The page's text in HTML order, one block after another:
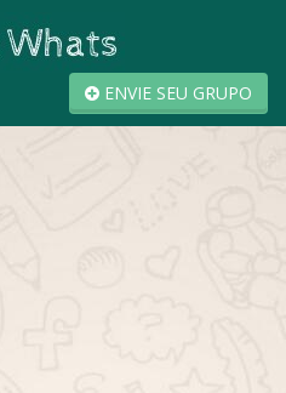
ENVIE SEU GRUPO